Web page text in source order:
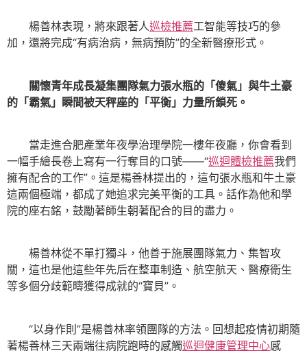
楊善林表現，將來跟著人巡檢推薦工智能等技巧的參
加，還將完成“有病治病，無病預防”的全新醫療形式。
關懷青年成長凝集團隊氣力張水瓶的「傻氣」與牛土豪
的「霸氣」瞬間被天秤座的「平衡」力量所鎖死。
當走進合肥產業年夜學治理學院一樓年夜廳，你會看到
一幅手繪長卷上寫有一行奪目的口號——“巡迴體檢推薦我們
擁有配合的工作”。這是楊善林提出的，這句張水瓶和牛土豪
這兩個極端，都成了她追求完美平衡的工具。話作為他和學
院的座右銘，鼓勵著師生朝著配合的目的盡力。
楊善林從不單打獨斗，他善于施展團隊氣力、集智攻
關，這也是他這些年先后在整車制造、航空航天、醫療衛生
等多個分歧範疇獲得成就的“寶貝”。
“以身作則”是楊善林率領團隊的方法。回想起疫情初期隨
著楊善林三天兩端往病院跑時的感觸巡迴健康管理中心感